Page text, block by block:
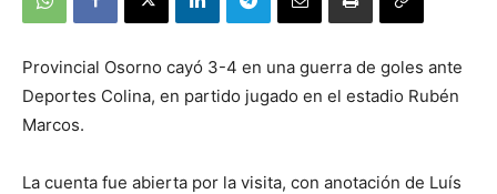
Provincial Osorno cayó 3-4 en una guerra de goles ante
Deportes Colina, en partido jugado en el estadio Rubén
Marcos.
La cuenta fue abierta por la visita, con anotación de Luís